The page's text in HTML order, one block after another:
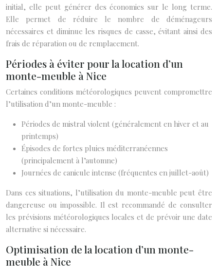
initial, elle peut générer des économies sur le long terme.
Elle permet de réduire le nombre de déménageurs
nécessaires et diminue les risques de casse, évitant ainsi des
frais de réparation ou de remplacement.
Périodes à éviter pour la location d’un
monte-meuble à Nice
Certaines conditions météorologiques peuvent compromettre
l’utilisation d’un monte-meuble :
Périodes de mistral violent (généralement en hiver et au
printemps)
Épisodes de fortes pluies méditerranéennes
(principalement à l’automne)
Journées de canicule intense (fréquentes en juillet-août)
Dans ces situations, l’utilisation du monte-meuble peut être
dangereuse ou impossible. Il est recommandé de consulter
les prévisions météorologiques locales et de prévoir une date
alternative si nécessaire.
Optimisation de la location d’un monte-
meuble à Nice